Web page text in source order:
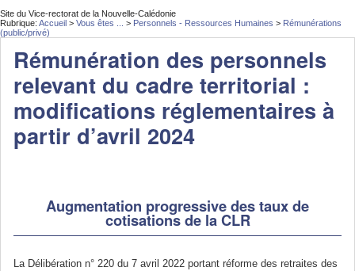
Site du Vice-rectorat de la Nouvelle-Calédonie
Rubrique: Accueil > Vous êtes ... > Personnels - Ressources Humaines > Rémunérations
(public/privé)
Rémunération des personnels
relevant du cadre territorial :
modifications réglementaires à
partir d’avril 2024
Augmentation progressive des taux de
cotisations de la CLR
La Délibération n° 220 du 7 avril 2022 portant réforme des retraites des